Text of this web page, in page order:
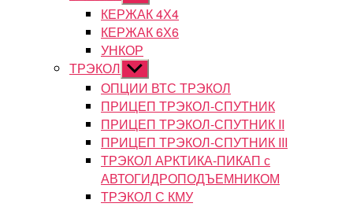
подменю
КЕРЖАК 4Х4
КЕРЖАК 6Х6
УНКОР
ТРЭКОЛ Показывать
подменю
ОПЦИИ ВТС ТРЭКОЛ
ПРИЦЕП ТРЭКОЛ-СПУТНИК
ПРИЦЕП ТРЭКОЛ-СПУТНИК II
ПРИЦЕП ТРЭКОЛ-СПУТНИК III
ТРЭКОЛ АРКТИКА-ПИКАП с
АВТОГИДРОПОДЪЕМНИКОМ
ТРЭКОЛ С КМУ